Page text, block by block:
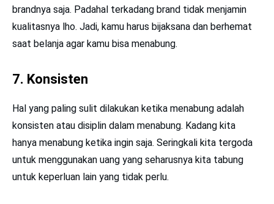
brandnya saja. Padahal terkadang brand tidak menjamin
kualitasnya lho. Jadi, kamu harus bijaksana dan berhemat
saat belanja agar kamu bisa menabung.
7. Konsisten
Hal yang paling sulit dilakukan ketika menabung adalah
konsisten atau disiplin dalam menabung. Kadang kita
hanya menabung ketika ingin saja. Seringkali kita tergoda
untuk menggunakan uang yang seharusnya kita tabung
untuk keperluan lain yang tidak perlu.